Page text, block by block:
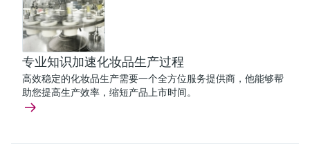
专业知识加速化妆品生产过程
高效稳定的化妆品生产需要一个全方位服务提供商，他能够帮
助您提高生产效率，缩短产品上市时间。